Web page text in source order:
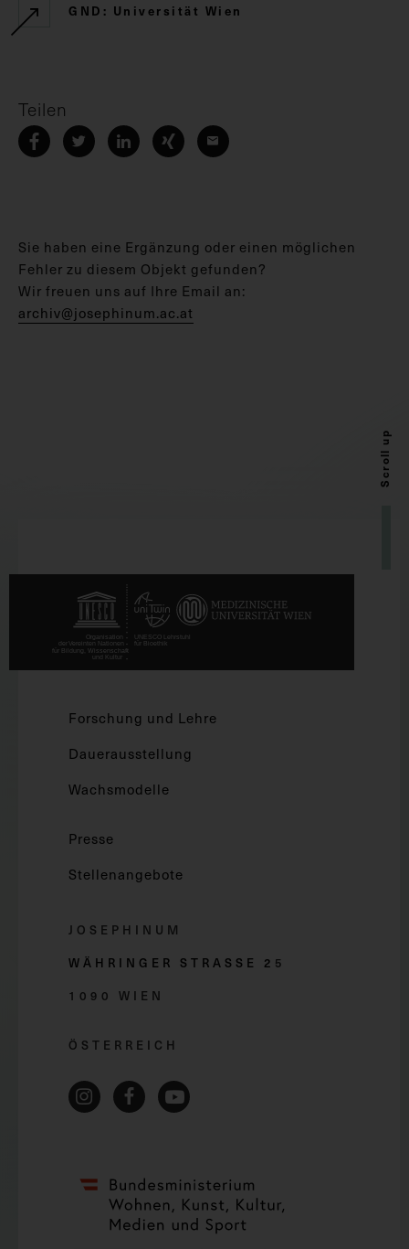
GND: Universität Wien
Teilen
Sie haben eine Ergänzung oder einen möglichen
Fehler zu diesem Objekt gefunden?
Wir freuen uns auf Ihre Email an:
archiv@josephinum.ac.at
Scroll up
Forschung und Lehre
Dauerausstellung
Wachsmodelle
Presse
Stellenangebote
JOSEPHINUM
WÄHRINGER STRASSE 2 5
1090 WIEN
ÖSTERREICH